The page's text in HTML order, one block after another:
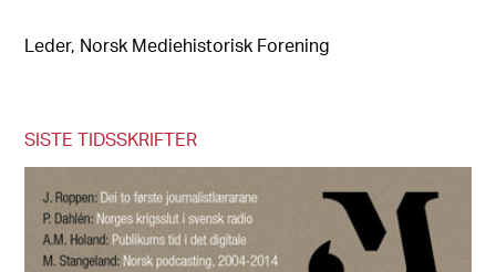
Leder, Norsk Mediehistorisk Forening
SISTE TIDSSKRIFTER